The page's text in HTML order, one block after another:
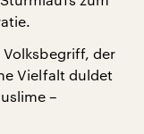
der
Vielfalt duldet
–